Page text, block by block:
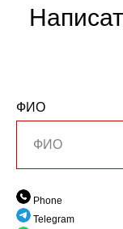
ФИО
Phone
Telegram